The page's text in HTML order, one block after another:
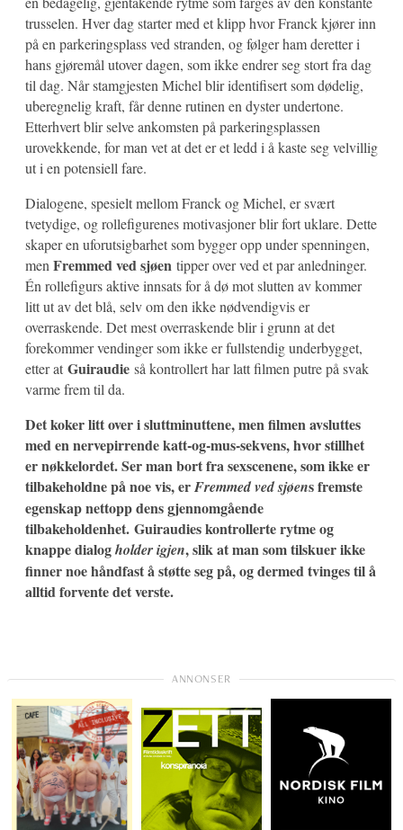
trusselen. Hver dag starter med et klipp hvor Franck kjører inn
på en parkeringsplass ved stranden, og følger ham deretter i
hans gjøremål utover dagen, som ikke endrer seg stort fra dag
til dag. Når stamgjesten Michel blir identifisert som dødelig,
uberegnelig kraft, får denne rutinen en dyster undertone.
Etterhvert blir selve ankomsten på parkeringsplassen
urovekkende, for man vet at det er et ledd i å kaste seg velvillig
ut i en potensiell fare.
Dialogene, spesielt mellom Franck og Michel, er svært
tvetydige, og rollefigurenes motivasjoner blir fort uklare. Dette
skaper en uforutsigbarhet som bygger opp under spenningen,
men Fremmed ved sjøen tipper over ved et par anledninger.
Én rollefigurs aktive innsats for å dø mot slutten av kommer
litt ut av det blå, selv om den ikke nødvendigvis er
overraskende. Det mest overraskende blir i grunn at det
forekommer vendinger som ikke er fullstendig underbygget,
etter at Guiraudie så kontrollert har latt filmen putre på svak
varme frem til da.
Det koker litt over i sluttminuttene, men filmen avsluttes
med en nervepirrende katt-og-mus-sekvens, hvor stillhet
er nøkkelordet. Ser man bort fra sexscenene, som ikke er
tilbakeholdne på noe vis, erFremmed ved sjøens fremste
egenskap nettopp dens gjennomgående
tilbakeholdenhet. Guiraudies kontrollerte rytme og
knappe dialogholder igjen, slik at man som tilskuer ikke
finner noe håndfast å støtte seg på, og dermed tvinges til å
alltid forvente det verste.